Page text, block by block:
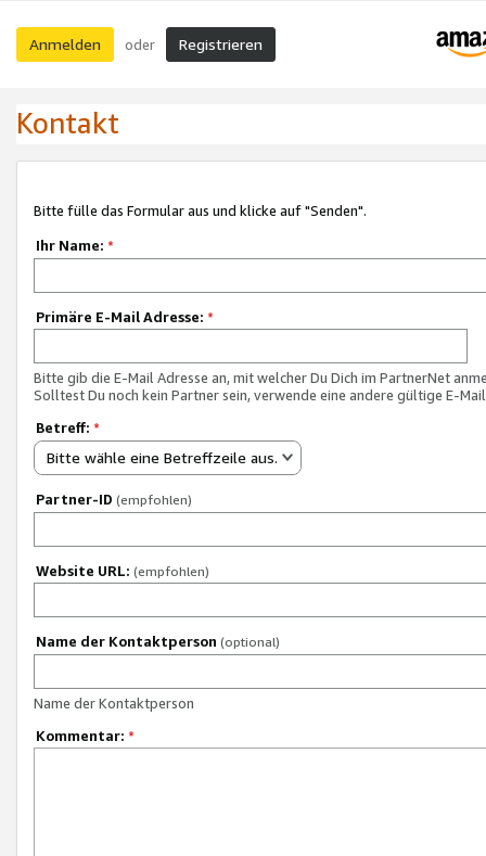
Anmelden oder Registrieren
Kontakt
Bitte fülle das Formular aus und klicke auf "Senden".
Ihr Name: *
Primäre E-Mail Adresse: *
Bitte gib die E-Mail Adresse an, mit welcher Du Dich im PartnerNet
Solltest Du noch kein Partner sein, verwende eine andere gültige E-
Betreff: *
Bitte wähle eine Betreffzeile aus.
Partner-ID (empfohlen)
Website URL: (empfohlen)
Name der Kontaktperson (optional)
Name der Kontaktperson
Kommentar: *